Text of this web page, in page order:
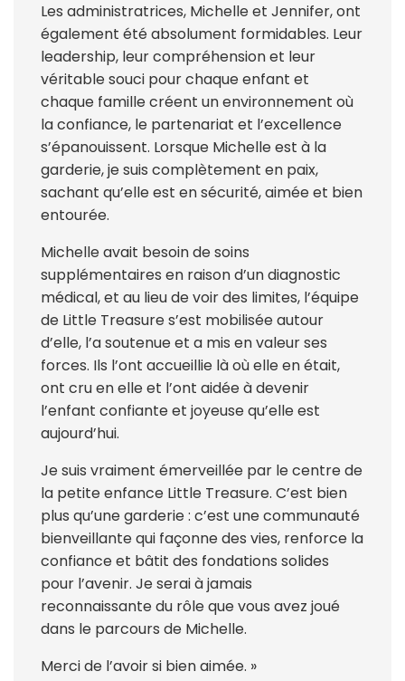
Les administratrices, Michelle et Jennifer, ont
également été absolument formidables. Leur
leadership, leur compréhension et leur
véritable souci pour chaque enfant et
chaque famille créent un environnement où
la confiance, le partenariat et l’excellence
s’épanouissent. Lorsque Michelle est à la
garderie, je suis complètement en paix,
sachant qu’elle est en sécurité, aimée et bien
entourée.
Michelle avait besoin de soins
supplémentaires en raison d’un diagnostic
médical, et au lieu de voir des limites, l’équipe
de Little Treasure s’est mobilisée autour
d’elle, l’a soutenue et a mis en valeur ses
forces. Ils l’ont accueillie là où elle en était,
ont cru en elle et l’ont aidée à devenir
l’enfant confiante et joyeuse qu’elle est
aujourd’hui.
Je suis vraiment émerveillée par le centre de
la petite enfance Little Treasure. C’est bien
plus qu’une garderie : c’est une communauté
bienveillante qui façonne des vies, renforce la
confiance et bâtit des fondations solides
pour l’avenir. Je serai à jamais
reconnaissante du rôle que vous avez joué
dans le parcours de Michelle.
Merci de l’avoir si bien aimée. »